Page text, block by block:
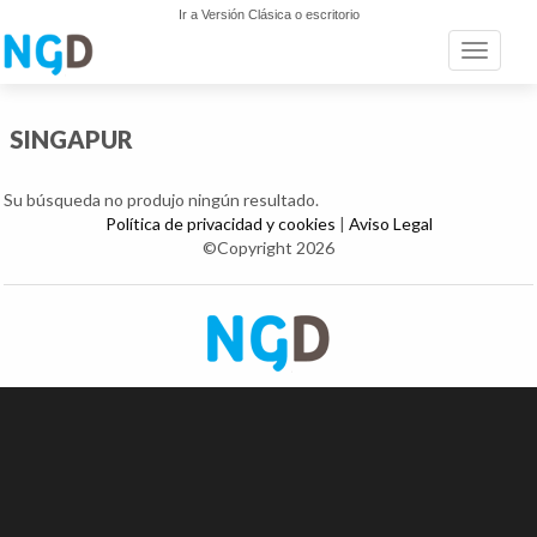
Ir a Versión Clásica o escritorio
Toggle
SINGAPUR
Su búsqueda no produjo ningún resultado.
Política de privacidad y cookies | Aviso Legal
©Copyright 2026